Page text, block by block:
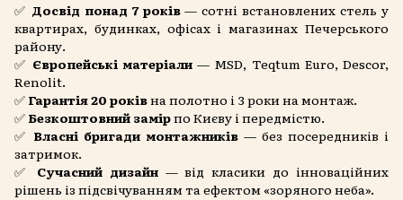
✅ Досвід понад 7 років— сотні встановлених стель у
квартирах, будинках, офісах і магазинах Печерського
району.
✅ Європейські матеріали— MSD, Teqtum Euro, Descor,
Renolit.
✅ Гарантія 20 роківна полотно і 3 роки на монтаж.
✅ Безкоштовний замірпо Києву і передмістю.
✅ Власні бригади монтажників — без посередників і
затримок.
✅ Сучасний дизайн— від класики до інноваційних
рішень із підсвічуванням та ефектом «зоряного неба».